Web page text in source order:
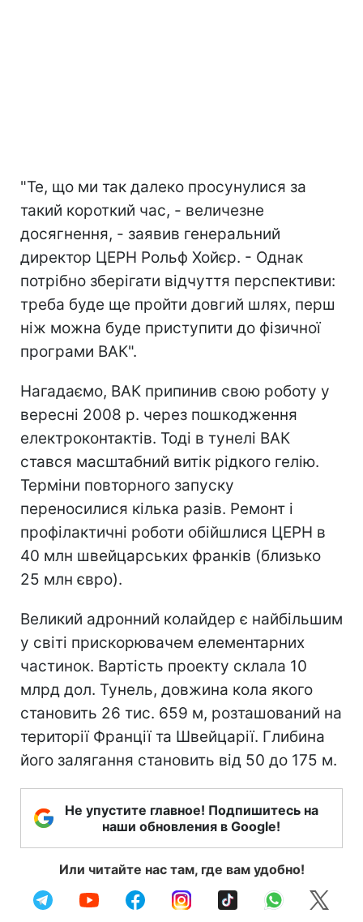
"Те, що ми так далеко просунулися за
такий короткий час, - величезне
досягнення, - заявив генеральний
директор ЦЕРН Рольф Хойєр. - Однак
потрібно зберігати відчуття перспективи:
треба буде ще пройти довгий шлях, перш
ніж можна буде приступити до фізичної
програми ВАК".
Нагадаємо, ВАК припинив свою роботу у
вересні 2008 р. через пошкодження
електроконтактів. Тоді в тунелі ВАК
стався масштабний витік рідкого гелію.
Терміни повторного запуску
переносилися кілька разів. Ремонт і
профілактичні роботи обійшлися ЦЕРН в
40 млн швейцарських франків (близько
25 млн євро).
Великий адронний колайдер є найбільшим
у світі прискорювачем елементарних
частинок. Вартість проекту склала 10
млрд дол. Тунель, довжина кола якого
становить 26 тис. 659 м, розташований на
території Франції та Швейцарії. Глибина
його залягання становить від 50 до 175 м.
Не упустите главное! Подпишитесь на
наши обновления в Google!
Или читайте нас там, где вам удобно!